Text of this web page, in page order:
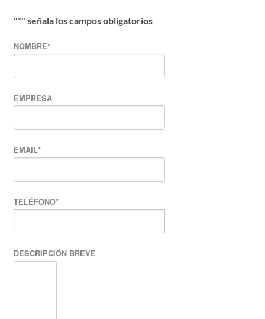
"*" señala los campos obligatorios
NOMBRE*
EMPRESA
EMAIL*
TELÉFONO*
DESCRIPCIÓN BREVE